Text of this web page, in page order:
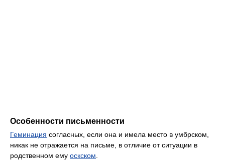
Особенности письменности
Геминация согласных, если она и имела место в умбрском,
никак не отражается на письме, в отличие от ситуации в
родственном ему оскском